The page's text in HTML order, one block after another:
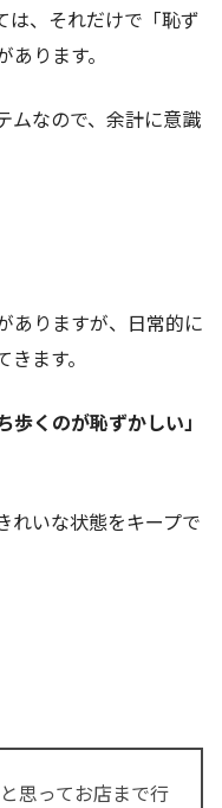
は、それだけで「恥ず
ります。
ムなので、余計に意識
ありますが、日常的に
ます。
歩くのが恥ずかしい」
れいな状態をキープで
思ってお店まで行